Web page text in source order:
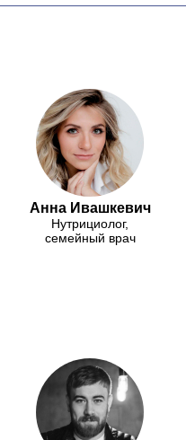
Анна Ивашкевич
Нутрициолог,
семейный врач